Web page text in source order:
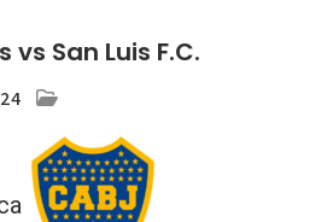
vs San Luis F.C.